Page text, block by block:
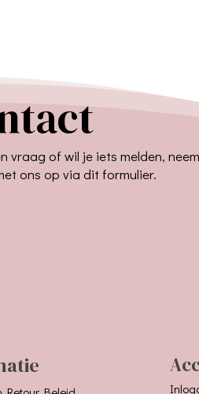
vraag of wil je iets melden,
ons op via dit formulier.